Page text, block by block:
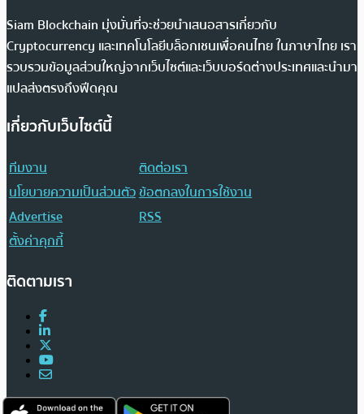
Siam Blockchain มุ่งมั่นที่จะช่วยนำเสนอสารเกี่ยวกับ
Cryptocurrency และเทคโนโลยีบล็อกเชนเพื่อคนไทย ในภาษาไทย เรา
รวบรวมข้อมูลส่วนใหญ่จากเว็บไซต์และเว็บบอร์ดต่างประเทศและนำมา
แปลส่งตรงถึงฟีดคุณ
เกี่ยวกับเว็บไซต์นี้
ทีมงาน
ติดต่อเรา
นโยบายความเป็นส่วนตัวข้อตกลงในการใช้งาน
Advertise
RSS
ตั้งค่าคุกกี้
ติดตามเรา